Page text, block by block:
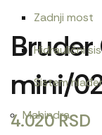
Zadnji most
Hidraulični
Sistem
Mahindra
Bruder
mini/
4.020RSD